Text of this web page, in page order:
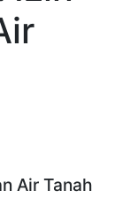
Air Tanah